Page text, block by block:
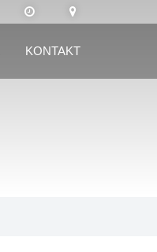
KONTAKT